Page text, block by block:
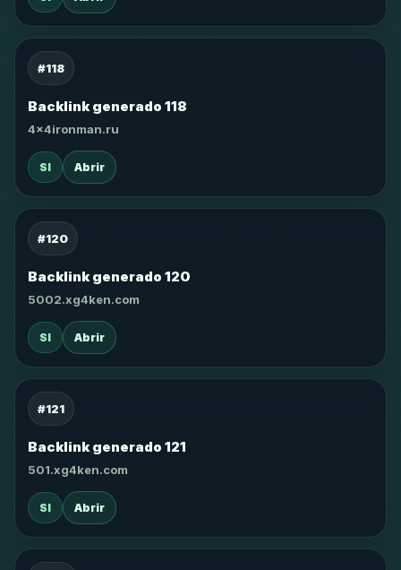
#118
Backlink generado 118
4x4ironman.ru
SI Abrir
#120
Backlink generado 120
5002.xg4ken.com
SI Abrir
#121
Backlink generado 121
501.xg4ken.com
SI Abrir